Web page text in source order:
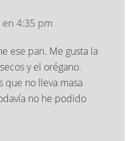
4:35 pm
ese pan. Me gusta la
y el orégano.
que no lleva masa
no he podido